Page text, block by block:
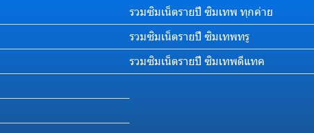
รวมซิมเน็ตรายปี ซิมเทพ ทุกค่าย
รวมซิมเน็ตรายปี ซิมเทพทรู
รวมซิมเน็ตรายปี ซิมเทพดีแทค